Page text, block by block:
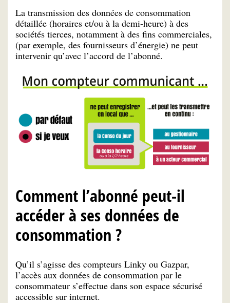
La transmission des données de consommation
détaillée (horaires et/ou à la demi-heure) à des
sociétés tierces, notamment à des fins commerciales,
(par exemple, des fournisseurs d’énergie) ne peut
intervenir qu’avec l’accord de l’abonné.
Comment l’abonné peut-il
accéder à ses données de
consommation ?
Qu’il s’agisse des compteurs Linky ou Gazpar,
l’accès aux données de consommation par le
consommateur s’effectue dans son espace sécurisé
accessible sur internet.